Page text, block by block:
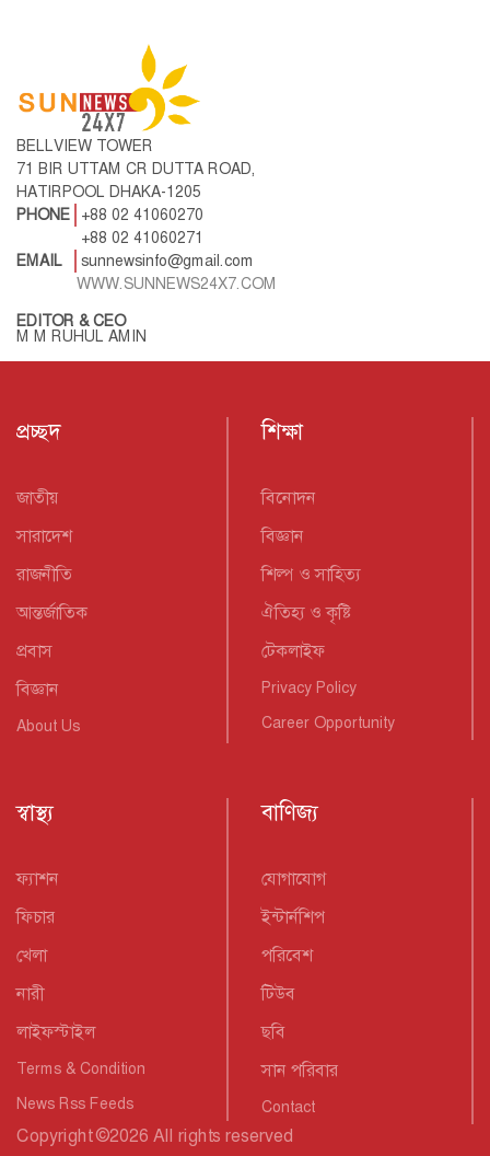
BELLVIEW TOWER
71 BIR UTTAM CR DUTTA ROAD,
HATIRPOOL DHAKA-1205
PHONE
+88 02 41060270
+88 02 41060271
EMAIL
sunnewsinfo@gmail.com
WWW.SUNNEWS24X7.COM
EDITOR & CEO
M M RUHUL AMIN
প্রচ্ছদ
জাতীয়
সারাদেশ
রাজনীতি
আন্তর্জাতিক
প্রবাস
বিজ্ঞান
About Us
শিক্ষা
বিনোদন
বিজ্ঞান
শিল্প ও সাহিত্য
ঐতিহ্য ও কৃষ্টি
টেকলাইফ
Privacy Policy
Career Opportunity
স্বাস্থ্য
ফ্যাশন
ফিচার
খেলা
নারী
লাইফস্টাইল
Terms & Condition
News Rss Feeds
বাণিজ্য
যোগাযোগ
ইন্টার্নশিপ
পরিবেশ
টিউব
ছবি
সান পরিবার
Contact
Copyright©2026 All rights reserved